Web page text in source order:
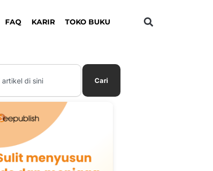
FAQ KARIR TOKO BUKU
Cari